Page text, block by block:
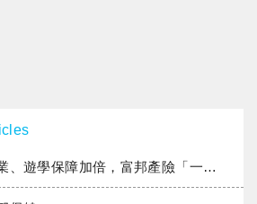
倍，富邦產險「一期逐夢」專案加碼遠距醫療與緊急救援